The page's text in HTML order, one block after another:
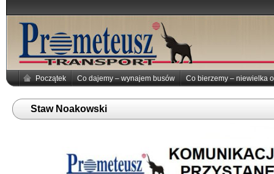
Początek Co dajemy – wynajem busów Co bierzemy – niewielka
Staw Noakowski